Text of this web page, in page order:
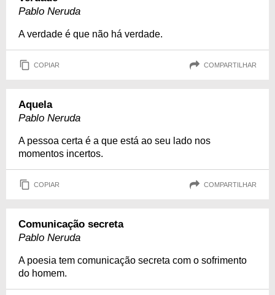
Pablo Neruda
A verdade é que não há verdade.
COPIAR COMPARTILHAR
Aquela
Pablo Neruda
A pessoa certa é a que está ao seu lado nos
momentos incertos.
COPIAR COMPARTILHAR
Comunicação secreta
Pablo Neruda
A poesia tem comunicação secreta com o sofrimento
do homem.